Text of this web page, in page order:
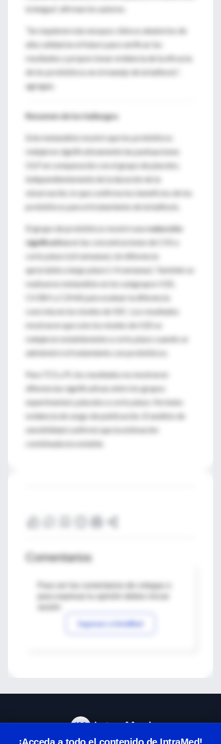
la lengua”, afirman los autores.
“Se requieren más ensayos clínicos aleatorios de
alta calidad en el futuro para verificar los
resultados y proporcionar evidencia de la eficacia
de los probióticos en el manejo de la halitosis”,
agregan.
Resumen de los hallazgos
Este metanálisis mostró que los probióticos
redujeron significativamente las puntuaciones
OLP en comparación con el grupo de placebo,
independientemente de la duración de la
observación, lo que confirma los beneficios de los
probióticos para el tratamiento de la halitosis.
El grupo de probióticos mostró unareducción
significativaen las concentraciones de CVS a
corto plazo (≤4 semanas), sin diferencia
apreciable a largo plazo (>4 semanas). También se
realizaron metanálisis en los subgrupos H2S,
CH3SH y C2H6S para evaluar la diferencia
concreta en los niveles de VSC. Los resultados
mostraron que solo los niveles de H2S se
redujeron notablemente a corto plazo cuando se
administró el tratamiento con probióticos.
Para TCS y PI, los resultados no mostraron
diferencias significativas entre los grupos
experimental y placebo a corto plazo. No hubo
evidencia de sesgo de publicación. El análisis de
sensibilidad confirmó que la estimación
combinada era estable.
Comentarios
Para ver los comentarios de colegas o
Ingresar a IntraMed